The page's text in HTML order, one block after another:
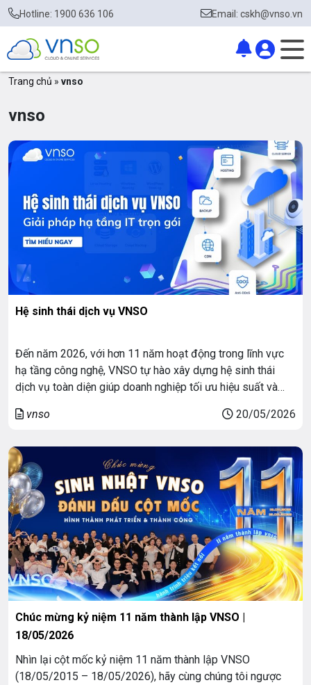
Hotline: 1900 636 106 Email: cskh@vnso.vn
Trang chủ » vnso
vnso
Hệ sinh thái dịch vụ VNSO
Đến năm 2026, với hơn 11 năm hoạt động trong lĩnh vực
hạ tầng công nghệ, VNSO tự hào xây dựng hệ sinh thái
dịch vụ toàn diện giúp doanh nghiệp tối ưu hiệu suất và
tầng máy chủ: Dedicated Server, Colocation, […]
vnso 20/05/2026
Chúc mừng kỷ niệm 11 năm thành lập VNSO |
18/05/2026
Nhìn lại cột mốc kỷ niệm 11 năm thành lập VNSO
(18/05/2015 – 18/05/2026), hãy cùng chúng tôi ngược